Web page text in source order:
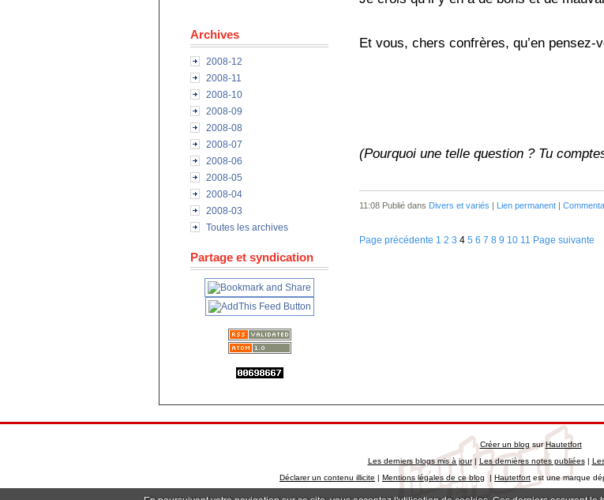
Archives
2008-12
2008-11
2008-10
2008-09
2008-08
2008-07
2008-06
2008-05
2008-04
2008-03
Toutes les archives
Partage et syndication
Et vous, chers confrères, qu’en pensez-
(Pourquoi une telle question ? Tu
11:08 Publié dans Divers et variés | Lien permanent |
Page précédente 1 2 3 4 5 6 7 8 9 10 11 Page suivante
Créer un blog surHautetfort
Les derniers blogs mis à jour|Les dernières notes publiées|
Déclarer un contenu illicite | Mentions légales de ce blog | Hautetfort est une marque